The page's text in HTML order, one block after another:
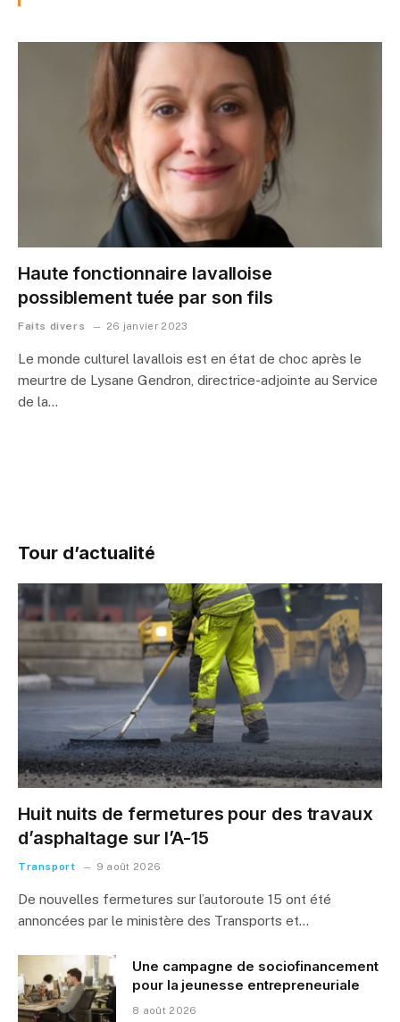
Haute fonctionnaire lavalloise
possiblement tuée par son fils
Faits divers 26 janvier 2023
Le monde culturel lavallois est en état de choc après le
meurtre de Lysane Gendron, directrice-adjointe au Service
de la…
Tour d’actualité
Huit nuits de fermetures pour des travaux
d’asphaltage sur l’A-15
Transport 9 août 2026
De nouvelles fermetures sur l’autoroute 15 ont été
annoncées par le ministère des Transports et…
Une campagne de sociofinancement
pour la jeunesse entrepreneuriale
8 août 2026